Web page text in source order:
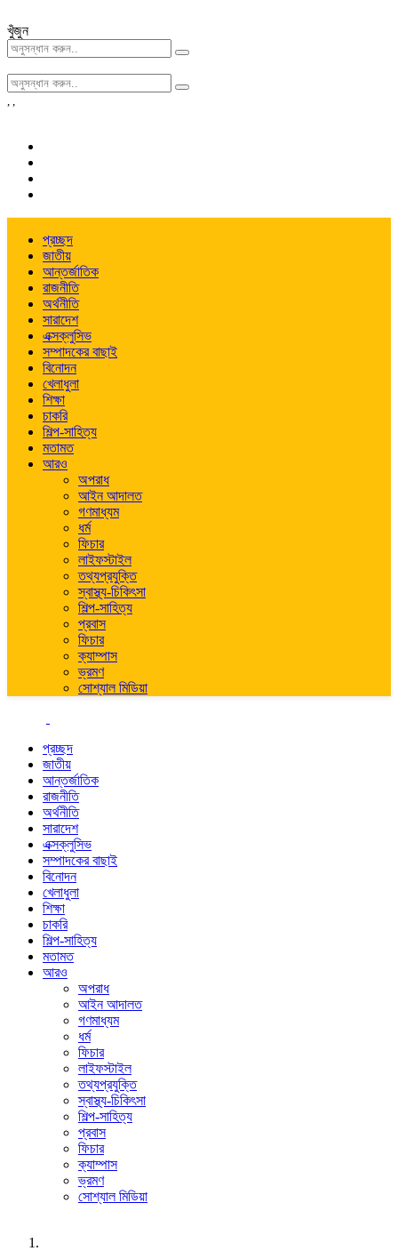
খুঁজুন
, ,
প্রচ্ছদ
জাতীয়
আন্তর্জাতিক
রাজনীতি
অর্থনীতি
সারাদেশ
এক্সক্লুসিভ
সম্পাদকের বাছাই
বিনোদন
খেলাধুলা
শিক্ষা
চাকরি
শিল্প-সাহিত্য
মতামত
আরও
অপরাধ
আইন আদালত
গণমাধ্যম
ধর্ম
ফিচার
লাইফস্টাইল
তথ্যপ্রযুক্তি
স্বাস্থ্য-চিকিৎসা
শিল্প-সাহিত্য
প্রবাস
ফিচার
ক্যাম্পাস
ভ্রমণ
সোশ্যাল মিডিয়া
প্রচ্ছদ
জাতীয়
আন্তর্জাতিক
রাজনীতি
অর্থনীতি
সারাদেশ
এক্সক্লুসিভ
সম্পাদকের বাছাই
বিনোদন
খেলাধুলা
শিক্ষা
চাকরি
শিল্প-সাহিত্য
মতামত
আরও
অপরাধ
আইন আদালত
গণমাধ্যম
ধর্ম
ফিচার
লাইফস্টাইল
তথ্যপ্রযুক্তি
স্বাস্থ্য-চিকিৎসা
শিল্প-সাহিত্য
প্রবাস
ফিচার
ক্যাম্পাস
ভ্রমণ
সোশ্যাল মিডিয়া